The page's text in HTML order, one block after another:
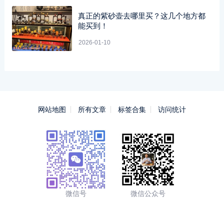
真正的紫砂壶去哪里买？这几个地方都
能买到！
2026-01-10
网站地图 所有文章 标签合集 访问统计
微信号 微信公众号